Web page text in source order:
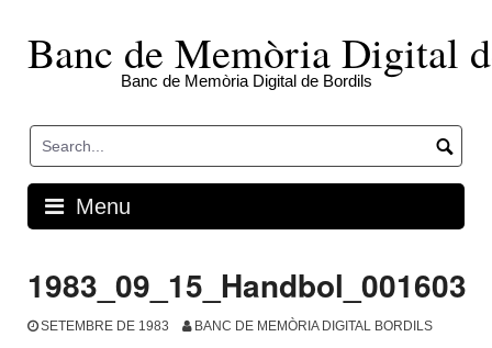
contentBanc de Memòria Digital
Banc de Memòria Digital de Bordils
Menu
1983_09_15_Handbol_001603
SETEMBRE DE 1983 BANC DE MEMÒRIA DIGITAL BORDILS